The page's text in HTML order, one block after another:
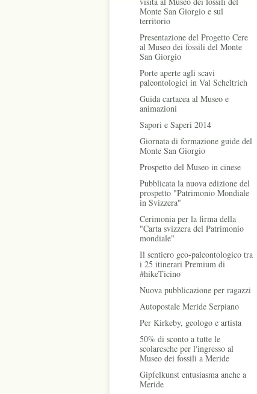
Monte San Giorgio e sul
territorio
Presentazione del Progetto Cere
al Museo dei fossili del Monte
San Giorgio
Porte aperte agli scavi
paleontologici in Val Scheltrich
Guida cartacea al Museo e
animazioni
Sapori e Saperi 2014
Giornata di formazione guide del
Monte San Giorgio
Prospetto del Museo in cinese
Pubblicata la nuova edizione del
prospetto "Patrimonio Mondiale
in Svizzera"
Cerimonia per la firma della
"Carta svizzera del Patrimonio
mondiale"
Il sentiero geo-paleontologico tra
i 25 itinerari Premium di
#hikeTicino
Nuova pubblicazione per ragazzi
Autopostale Meride Serpiano
Per Kirkeby, geologo e artista
50% di sconto a tutte le
scolaresche per l'ingresso al
Museo dei fossili a Meride
Gipfelkunst entusiasma anche a
Meride